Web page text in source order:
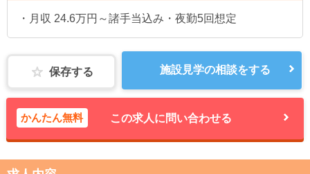
・月収 24.6万円～諸手当込み・夜勤5回想定
保存する 施設見学の相談をする
かんたん無料 この求人に問い合わせる